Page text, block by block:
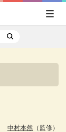
中村本然 （監修）